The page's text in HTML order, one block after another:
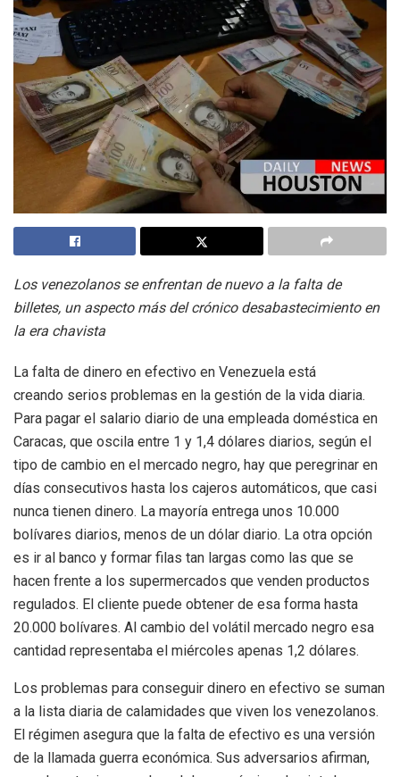
Los venezolanos se enfrentan de nuevo a la falta de
billetes, un aspecto más del crónico desabastecimiento en
la era chavista
La falta de dinero en efectivo en Venezuela está
creando serios problemas en la gestión de la vida diaria.
Para pagar el salario diario de una empleada doméstica en
Caracas, que oscila entre 1 y 1,4 dólares diarios, según el
tipo de cambio en el mercado negro, hay que peregrinar en
días consecutivos hasta los cajeros automáticos, que casi
nunca tienen dinero. La mayoría entrega unos 10.000
bolívares diarios, menos de un dólar diario. La otra opción
es ir al banco y formar filas tan largas como las que se
hacen frente a los supermercados que venden productos
regulados. El cliente puede obtener de esa forma hasta
20.000 bolívares. Al cambio del volátil mercado negro esa
cantidad representaba el miércoles apenas 1,2 dólares.
Los problemas para conseguir dinero en efectivo se suman
a la lista diaria de calamidades que viven los venezolanos.
El régimen asegura que la falta de efectivo es una versión
de la llamada guerra económica. Sus adversarios afirman,